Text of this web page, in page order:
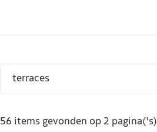
56 items gevonden op 2 pagina('s)